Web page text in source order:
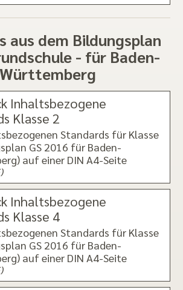
aus dem Bildungsplan
- für Baden-
Württemberg
Inhaltsbezogene
Klasse 2
Standards für Klasse
GS 2016 für Baden-
auf einer DIN A4-Seite
Inhaltsbezogene
Klasse 4
Standards für Klasse
GS 2016 für Baden-
auf einer DIN A4-Seite